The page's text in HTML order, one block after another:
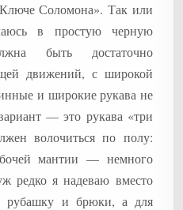
Соломона». Так или
в простую черную
быть достаточно
движений, с широкой
и широкие рукава не
— это рукава «три
волочиться по полу:
мантии — немного
редко я надеваю вместо
рубашку и брюки, а для